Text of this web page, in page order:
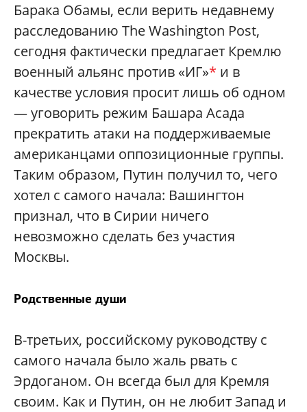
Барака Обамы, если верить недавнему
расследованию The Washington Post,
сегодня фактически предлагает Кремлю
военный альянс против «ИГ»* и в
качестве условия просит лишь об одном
— уговорить режим Башара Асада
прекратить атаки на поддерживаемые
американцами оппозиционные группы.
Таким образом, Путин получил то, чего
хотел с самого начала: Вашингтон
признал, что в Сирии ничего
невозможно сделать без участия
Москвы.
Родственные души
В-третьих, российскому руководству с
самого начала было жаль рвать с
Эрдоганом. Он всегда был для Кремля
своим. Как и Путин, он не любит Запад и